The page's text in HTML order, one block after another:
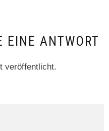
EINE ANTWORT
veröffentlicht.